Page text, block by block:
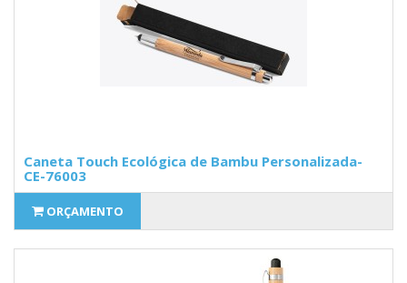
Caneta Touch Ecológica de Bambu Personalizada-
CE-76003
ORÇAMENTO